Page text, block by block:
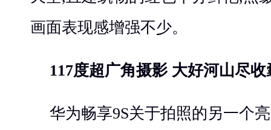
画面表现感增强不少。
117度超广角摄影 大好河山尽收
华为畅享9S关于拍照的另一个